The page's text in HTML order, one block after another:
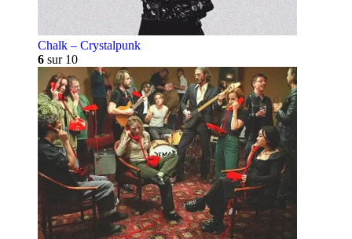
Chalk – Crystalpunk
6 sur 10